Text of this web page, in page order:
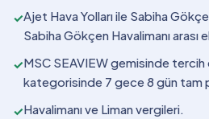
✓Ajet Hava Yolları ile Sabiha
Sabiha Gökçen Havalimanı arası
✓MSC SEAVIEW gemisinde tercih
kategorisinde 7 gece 8 gün tam
✓Havalimanı ve Liman vergileri.